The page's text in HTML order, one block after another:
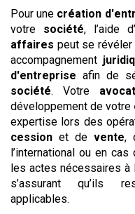
Pour une création
votre société, l’aide
affaires peut se révéler
accompagnement
d'entreprise afin de
société. Votre avocat
développement de votre
expertise lors des
cession et de vente,
l’international ou en
les actes nécessaires à
s’assurant qu’ils
applicables.